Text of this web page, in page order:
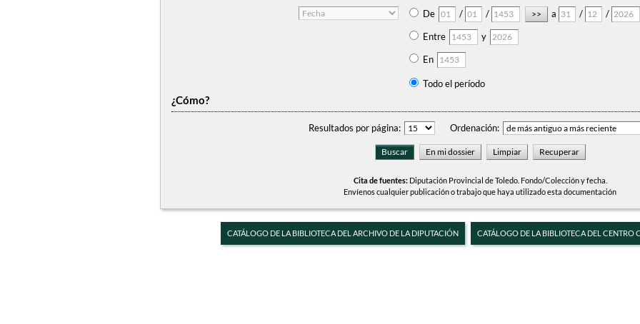
De / / a /
/
Entre
y
En
Todo el período
¿Cómo?
Resultados por página: Ordenación:
Cita de fuentes:Diputación Provincial de Toledo. Fondo/Colección y fecha.
Envíenos cualquier publicación o trabajo que haya utilizado esta documentación
CATÁLOGO DE LA BIBLIOTECA DEL ARCHIVO DE LA DIPUTACIÓN CATÁLOGO DE LA BIBLIOTECA DEL CENTRO